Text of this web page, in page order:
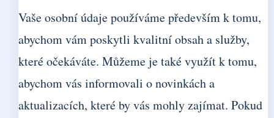
Vaše osobní údaje používáme především k tomu,
abychom vám poskytli kvalitní obsah a služby,
které očekáváte. Můžeme je také využít k tomu,
abychom vás informovali o novinkách a
aktualizacích, které by vás mohly zajímat. Pokud